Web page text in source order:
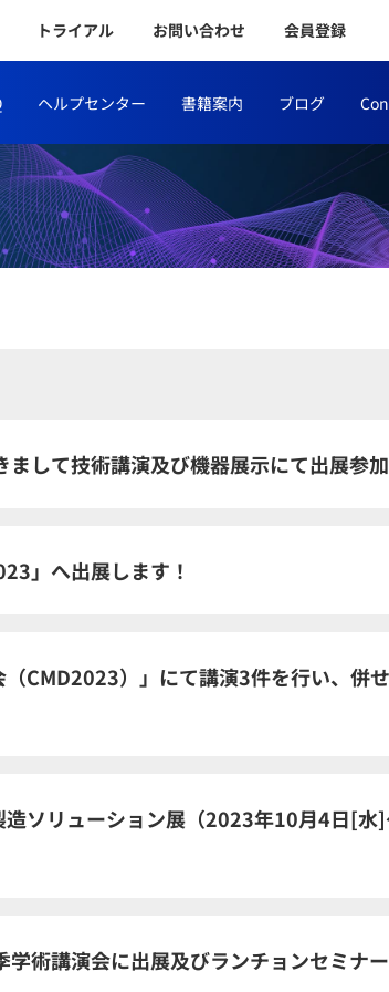
トライアル お問い合わせ 会員登録
ヘルプセンター 書籍案内 ブログ
して技術講演及び機器展示にて出展参加
」へ出展します！
（CMD2023）」にて講演3件を行い、併
ソリューション展（2023年10月4日[
学術講演会に出展及びランチョンセミナ